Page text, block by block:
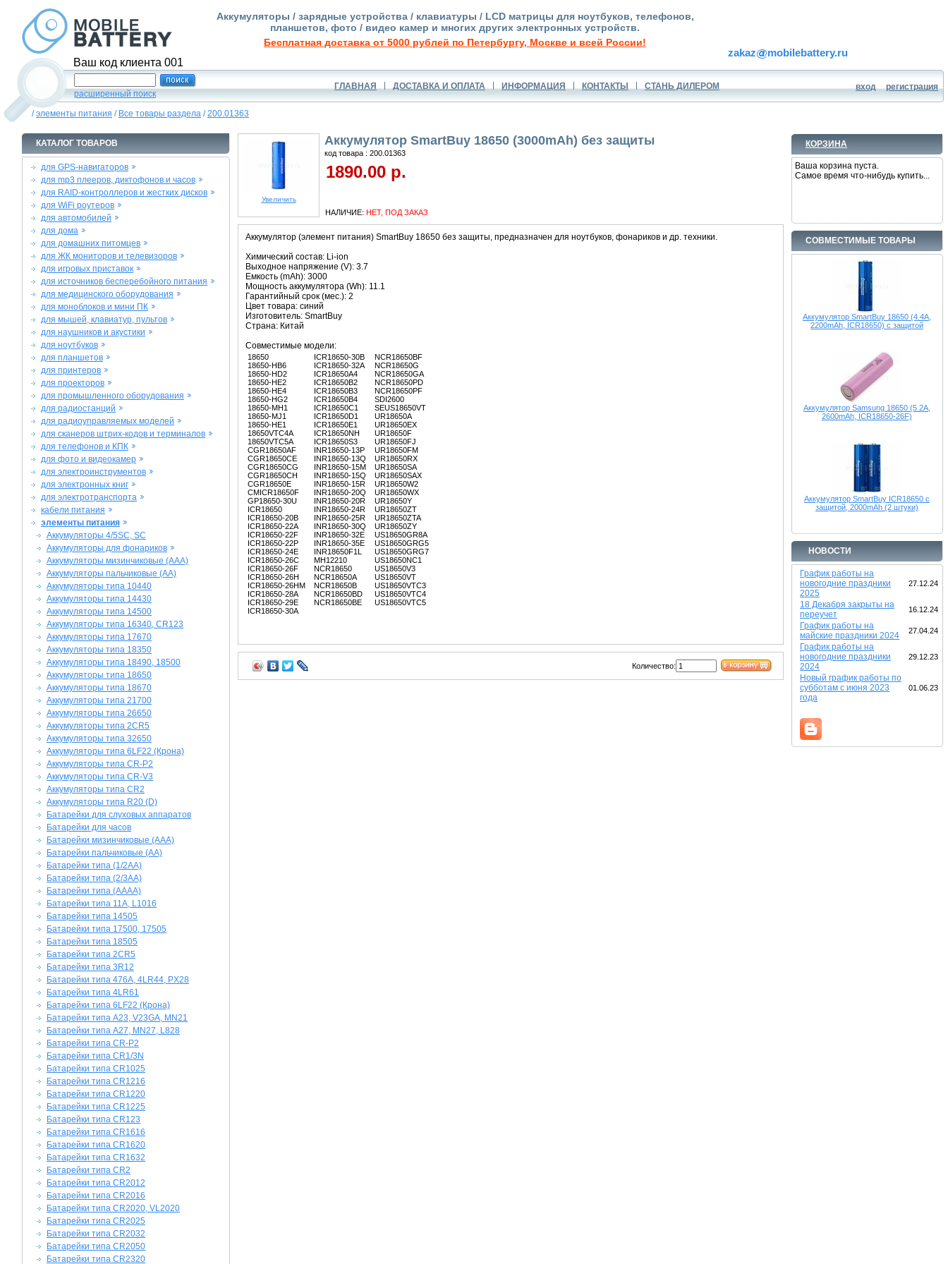
Ваш код клиента 001
Аккумуляторы / зарядные устройства / клавиатуры / LCD матрицы для ноутбуков, телефонов,
планшетов, фото / видео камер и многих других электронных устройств.
Бесплатная доставка от 5000 рублей по Петербургу, Москве и всей России!
zakaz mobilebattery.ru
расширенный поиск
ГЛАВНАЯ ДОСТАВКА И ОПЛАТА ИНФОРМАЦИЯ КОНТАКТЫ СТАНЬ ДИЛЕРОМ вход регистрация
/элементы питания / Все товары раздела /200.01363
КОРЗИНА
Ваша корзина пуста.
Самое время что-нибудь купить...
СОВМЕСТИМЫЕ ТОВАРЫ
Аккумулятор SmartBuy 18650 (4.4A,
2200mAh, ICR18650) с защитой
Аккумулятор Samsung 18650 (5.2A,
2600mAh, ICR18650-26F)
Аккумулятор SmartBuy ICR18650 с
защитой, 2000mAh (2 штуки)
НОВОСТИ
График работы на
новогодние праздники
2025
27.12.24
18 Декабря закрыты на
переучет
16.12.24
График работы на
майские праздники 2024
27.04.24
График работы на
новогодние праздники
2024
29.12.23
Новый график работы по
субботам с июня 2023
года
01.06.23
КАТАЛОГ ТОВАРОВ
для GPS-навигаторов
для mp3 плееров, диктофонов и часов
для RAID-контроллеров и жестких дисков
для WiFi роутеров
для автомобилей
для дома
для домашних питомцев
для ЖК мониторов и телевизоров
для игровых приставок
для источников бесперебойного питания
для медицинского оборудования
для моноблоков и мини ПК
для мышей, клавиатур, пультов
для наушников и акустики
для ноутбуков
для планшетов
для принтеров
для проекторов
для промышленного оборудования
для радиостанций
для радиоуправляемых моделей
для сканеров штрих-кодов и терминалов
для телефонов и КПК
для фото и видеокамер
для электроинструментов
для электронных книг
для электротранспорта
кабели питания
элементы питания
Аккумуляторы 4/5SC, SC
Аккумуляторы для фонариков
Аккумуляторы мизинчиковые (AAA)
Аккумуляторы пальчиковые (AA)
Аккумуляторы типа 10440
Аккумуляторы типа 14430
Аккумуляторы типа 14500
Аккумуляторы типа 16340, CR123
Аккумуляторы типа 17670
Аккумуляторы типа 18350
Аккумуляторы типа 18490, 18500
Аккумуляторы типа 18650
Аккумуляторы типа 18670
Аккумуляторы типа 21700
Аккумуляторы типа 26650
Аккумуляторы типа 2CR5
Аккумуляторы типа 32650
Аккумуляторы типа 6LF22 (Крона)
Аккумуляторы типа CR-P2
Аккумуляторы типа CR-V3
Аккумуляторы типа CR2
Аккумуляторы типа R20 (D)
Батарейки для слуховых аппаратов
Батарейки для часов
Батарейки мизинчиковые (AAA)
Батарейки пальчиковые (AA)
Батарейки типа (1/2AA)
Батарейки типа (2/3AA)
Батарейки типа (AAAA)
Батарейки типа 11A, L1016
Батарейки типа 14505
Батарейки типа 17500, 17505
Батарейки типа 18505
Батарейки типа 2CR5
Батарейки типа 3R12
Батарейки типа 476A, 4LR44, PX28
Батарейки типа 4LR61
Батарейки типа 6LF22 (Крона)
Батарейки типа A23, V23GA, MN21
Батарейки типа A27, MN27, L828
Батарейки типа CR-P2
Батарейки типа CR1/3N
Батарейки типа CR1025
Батарейки типа CR1216
Батарейки типа CR1220
Батарейки типа CR1225
Батарейки типа CR123
Батарейки типа CR1616
Батарейки типа CR1620
Батарейки типа CR1632
Батарейки типа CR2
Батарейки типа CR2012
Батарейки типа CR2016
Батарейки типа CR2020, VL2020
Батарейки типа CR2025
Батарейки типа CR2032
Батарейки типа CR2050
Батарейки типа CR2320
Увеличить
Аккумулятор SmartBuy 18650 (3000mAh) без защиты
код товара : 200.01363
1890.00 р.
НАЛИЧИЕ: НЕТ, ПОД ЗАКАЗ
Аккумулятор (элемент питания) SmartBuy 18650 без защиты, предназначен для ноутбуков, фонариков и др. техники.
Химический состав: Li-ion
Выходное напряжение (V): 3.7
Емкость (mAh): 3000
Мощность аккумулятора (Wh): 11.1
Гарантийный срок (мес.): 2
Цвет товара: синий
Изготовитель: SmartBuy
Страна: Китай
Совместимые модели:
18650
18650-HB6
18650-HD2
18650-HE2
18650-HE4
18650-HG2
18650-MH1
18650-MJ1
18650-НE1
18650VTC4A
18650VTC5A
CGR18650AF
CGR18650CE
CGR18650CG
CGR18650CH
CGR18650E
CMICR18650F
GP18650-30U
ICR18650
ICR18650-20B
ICR18650-22A
ICR18650-22F
ICR18650-22P
ICR18650-24E
ICR18650-26C
ICR18650-26F
ICR18650-26H
ICR18650-26HM
ICR18650-28A
ICR18650-29E
ICR18650-30A
ICR18650-30B
ICR18650-32A
ICR18650A4
ICR18650B2
ICR18650B3
ICR18650B4
ICR18650C1
ICR18650D1
ICR18650E1
ICR18650NH
ICR18650S3
INR18650-13P
INR18650-13Q
INR18650-15M
INR18650-15Q
INR18650-15R
INR18650-20Q
INR18650-20R
INR18650-24R
INR18650-25R
INR18650-30Q
INR18650-32E
INR18650-35E
INR18650F1L
MH12210
NCR18650
NCR18650A
NCR18650B
NCR18650BD
NCR18650BE
NCR18650BF
NCR18650G
NCR18650GA
NCR18650PD
NCR18650PF
SDI2600
SEUS18650VT
UR18650A
UR18650EX
UR18650F
UR18650FJ
UR18650FM
UR18650RX
UR18650SA
UR18650SAX
UR18650W2
UR18650WX
UR18650Y
UR18650ZT
UR18650ZTA
UR18650ZY
US18650GR8A
US18650GRG5
US18650GRG7
US18650NC1
US18650V3
US18650VT
US18650VTC3
US18650VTC4
US18650VTC5
Количество: